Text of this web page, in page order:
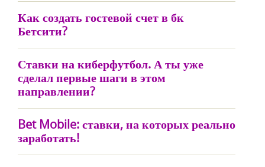
Как создать гостевой счет в бк
Бетсити?
Ставки на киберфутбол. А ты уже
сделал первые шаги в этом
направлении?
Bet Mobile: ставки, на которых реально
заработать!